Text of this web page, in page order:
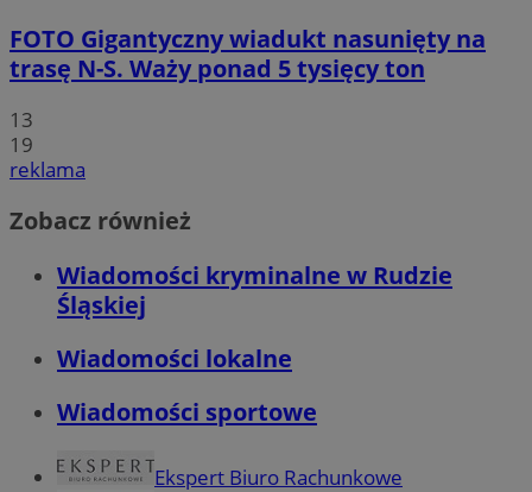
FOTO Gigantyczny wiadukt nasunięty na
trasę N-S. Waży ponad 5 tysięcy ton
13
19
reklama
Zobacz również
Wiadomości kryminalne w Rudzie
Śląskiej
Wiadomości lokalne
Wiadomości sportowe
Ekspert Biuro Rachunkowe